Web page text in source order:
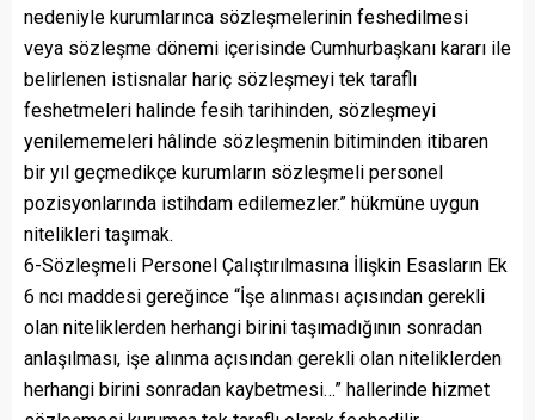
nedeniyle kurumlarınca sözleşmelerinin feshedilmesi
veya sözleşme dönemi içerisinde Cumhurbaşkanı kararı ile
belirlenen istisnalar hariç sözleşmeyi tek taraflı
feshetmeleri halinde fesih tarihinden, sözleşmeyi
yenilememeleri hâlinde sözleşmenin bitiminden itibaren
bir yıl geçmedikçe kurumların sözleşmeli personel
pozisyonlarında istihdam edilemezler.” hükmüne uygun
nitelikleri taşımak.
6-Sözleşmeli Personel Çalıştırılmasına İlişkin Esasların Ek
6 ncı maddesi gereğince “İşe alınması açısından gerekli
olan niteliklerden herhangi birini taşımadığının sonradan
anlaşılması, işe alınma açısından gerekli olan niteliklerden
herhangi birini sonradan kaybetmesi…” hallerinde hizmet